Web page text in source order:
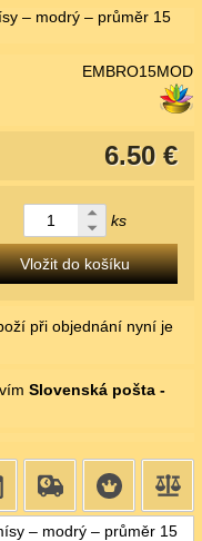
– modrý – průměr 15
EMBRO15MOD
6.50 €
ks
Vložit do košíku
při objednání nyní je
Slovenská pošta -
– modrý – průměr 15